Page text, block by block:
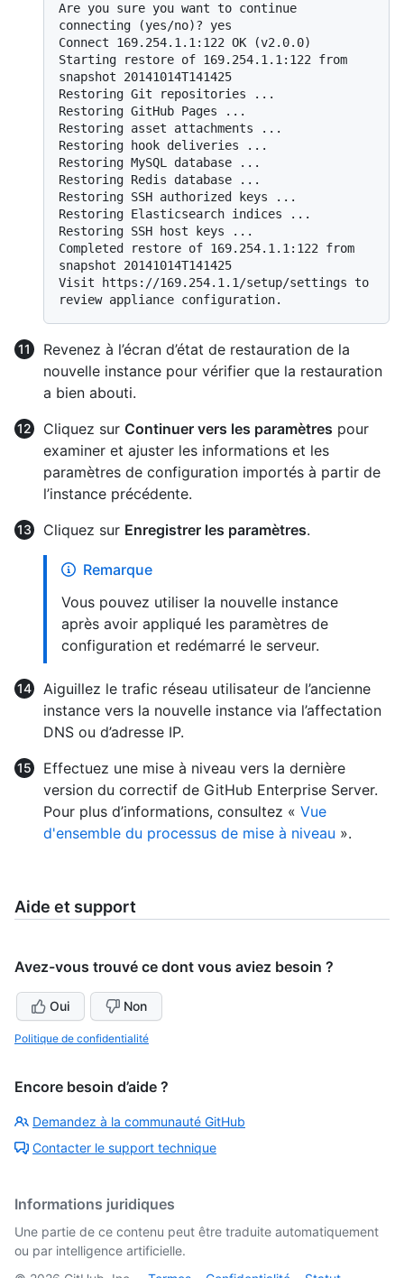
Are you sure you want to continue
connecting (yes/no)? yes
Connect 169.254.1.1:122 OK (v2.0.0)
Starting restore of 169.254.1.1:122 from
snapshot 20141014T141425
Restoring Git repositories ...
Restoring GitHub Pages ...
Restoring asset attachments ...
Restoring hook deliveries ...
Restoring MySQL database ...
Restoring Redis database ...
Restoring SSH authorized keys ...
Restoring Elasticsearch indices ...
Restoring SSH host keys ...
Completed restore of 169.254.1.1:122 from
snapshot 20141014T141425
Visit https://169.254.1.1/setup/settings to
Revenez à l’écran d’état de restauration de la
nouvelle instance pour vérifier que la restauration
a bien abouti.
Cliquez sur Continuer vers les paramètres pour
examiner et ajuster les informations et les
paramètres de configuration importés à partir de
l’instance précédente.
Cliquez sur Enregistrer les paramètres.
Remarque
Vous pouvez utiliser la nouvelle instance
après avoir appliqué les paramètres de
configuration et redémarré le serveur.
Aiguillez le trafic réseau utilisateur de l’ancienne
instance vers la nouvelle instance via l’affectation
DNS ou d’adresse IP.
Effectuez une mise à niveau vers la dernière
version du correctif de GitHub Enterprise Server.
Pour plus d’informations, consultez « Vue
d'ensemble du processus de mise à niveau ».
Aide et support
Avez-vous trouvé ce dont vous aviez besoin ?
Oui Non
Politique de confidentialité
Encore besoin d’aide ?
Demandez à la communauté GitHub
Contacter le support technique
Informations juridiques
Une partie de ce contenu peut être traduite automatiquement
ou par intelligence artificielle.